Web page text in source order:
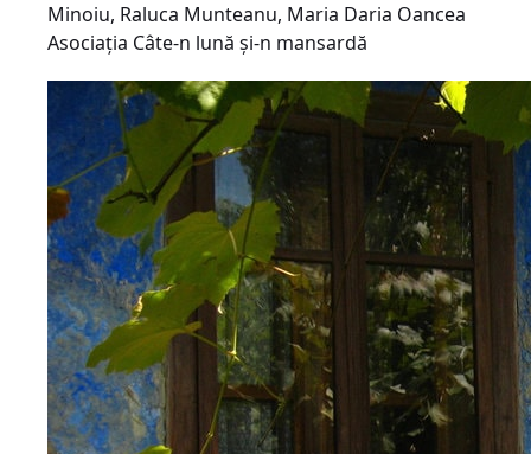
Minoiu, Raluca Munteanu, Maria Daria Oancea
Asociaţia Câte-n lună şi-n mansardă